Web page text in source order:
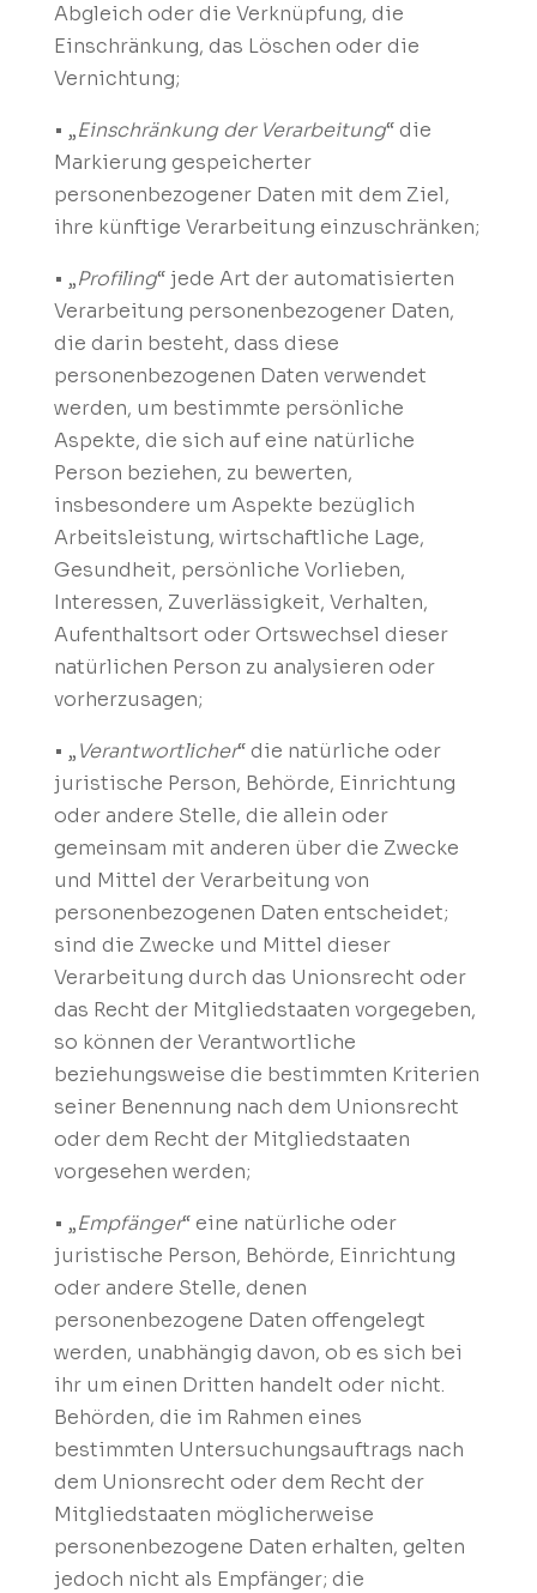
Abgleich oder die Verknüpfung, die
Einschränkung, das Löschen oder die
Vernichtung;
• „Einschränkung der Verarbeitung“ die
Markierung gespeicherter
personenbezogener Daten mit dem Ziel,
ihre künftige Verarbeitung einzuschränken;
• „Profiling“ jede Art der automatisierten
Verarbeitung personenbezogener Daten,
die darin besteht, dass diese
personenbezogenen Daten verwendet
werden, um bestimmte persönliche
Aspekte, die sich auf eine natürliche
Person beziehen, zu bewerten,
insbesondere um Aspekte bezüglich
Arbeitsleistung, wirtschaftliche Lage,
Gesundheit, persönliche Vorlieben,
Interessen, Zuverlässigkeit, Verhalten,
Aufenthaltsort oder Ortswechsel dieser
natürlichen Person zu analysieren oder
vorherzusagen;
• „Verantwortlicher“ die natürliche oder
juristische Person, Behörde, Einrichtung
oder andere Stelle, die allein oder
gemeinsam mit anderen über die Zwecke
und Mittel der Verarbeitung von
personenbezogenen Daten entscheidet;
sind die Zwecke und Mittel dieser
Verarbeitung durch das Unionsrecht oder
das Recht der Mitgliedstaaten vorgegeben,
so können der Verantwortliche
beziehungsweise die bestimmten Kriterien
seiner Benennung nach dem Unionsrecht
oder dem Recht der Mitgliedstaaten
vorgesehen werden;
• „Empfänger“ eine natürliche oder
juristische Person, Behörde, Einrichtung
oder andere Stelle, denen
personenbezogene Daten offengelegt
werden, unabhängig davon, ob es sich bei
ihr um einen Dritten handelt oder nicht.
Behörden, die im Rahmen eines
bestimmten Untersuchungsauftrags nach
dem Unionsrecht oder dem Recht der
Mitgliedstaaten möglicherweise
personenbezogene Daten erhalten, gelten
jedoch nicht als Empfänger; die